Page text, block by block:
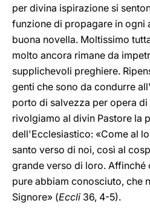
per divina ispirazione si
funzione di propagare in ogni
buona novella. Moltissimo
molto ancora rimane da
supplichevoli preghiere.
genti che sono da condurre
porto di salvezza per opera di
rivolgiamo al divin Pastore la
dell'Ecclesiastico: «Come al
santo verso di noi, così al
grande verso di loro. Affinché
pure abbiam conosciuto, che
Signore» (Eccli 36, 4-5).